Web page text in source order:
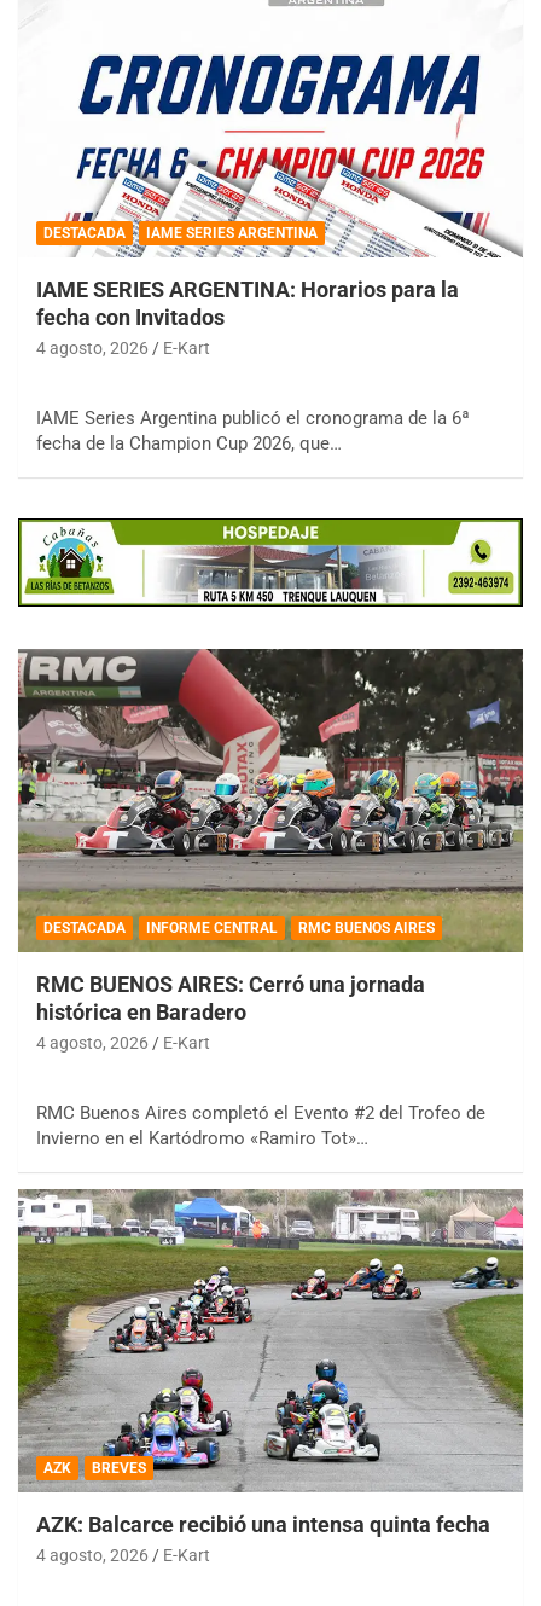
DESTACADA IAME SERIES ARGENTINA
IAME SERIES ARGENTINA: Horarios para la
fecha con Invitados
4 agosto, 2026 E-Kart
IAME Series Argentina publicó el cronograma de la 6ª
fecha de la Champion Cup 2026, que…
DESTACADA INFORME CENTRAL RMC BUENOS AIRES
RMC BUENOS AIRES: Cerró una jornada
histórica en Baradero
4 agosto, 2026 E-Kart
RMC Buenos Aires completó el Evento #2 del Trofeo de
Invierno en el Kartódromo «Ramiro Tot»…
AZK BREVES
AZK: Balcarce recibió una intensa quinta fecha
4 agosto, 2026 E-Kart